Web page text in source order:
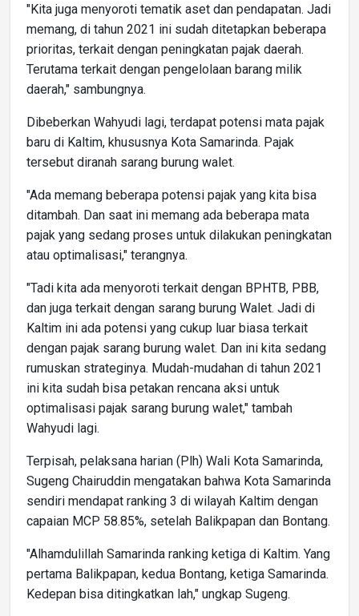
"Kita juga menyoroti tematik aset dan pendapatan. Jadi
memang, di tahun 2021 ini sudah ditetapkan beberapa
prioritas, terkait dengan peningkatan pajak daerah.
Terutama terkait dengan pengelolaan barang milik
daerah," sambungnya.
Dibeberkan Wahyudi lagi, terdapat potensi mata pajak
baru di Kaltim, khususnya Kota Samarinda. Pajak
tersebut diranah sarang burung walet.
"Ada memang beberapa potensi pajak yang kita bisa
ditambah. Dan saat ini memang ada beberapa mata
pajak yang sedang proses untuk dilakukan peningkatan
atau optimalisasi," terangnya.
"Tadi kita ada menyoroti terkait dengan BPHTB, PBB,
dan juga terkait dengan sarang burung Walet. Jadi di
Kaltim ini ada potensi yang cukup luar biasa terkait
dengan pajak sarang burung walet. Dan ini kita sedang
rumuskan strateginya. Mudah-mudahan di tahun 2021
ini kita sudah bisa petakan rencana aksi untuk
optimalisasi pajak sarang burung walet," tambah
Wahyudi lagi.
Terpisah, pelaksana harian (Plh) Wali Kota Samarinda,
Sugeng Chairuddin mengatakan bahwa Kota Samarinda
sendiri mendapat ranking 3 di wilayah Kaltim dengan
capaian MCP 58.85%, setelah Balikpapan dan Bontang.
"Alhamdulillah Samarinda ranking ketiga di Kaltim. Yang
pertama Balikpapan, kedua Bontang, ketiga Samarinda.
Kedepan bisa ditingkatkan lah," ungkap Sugeng.